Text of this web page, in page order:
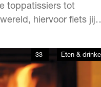
toppatissiers tot
hiervoor fiets jij
33 Eten &